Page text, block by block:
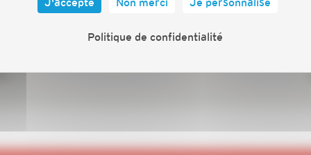
Politique de confidentialité